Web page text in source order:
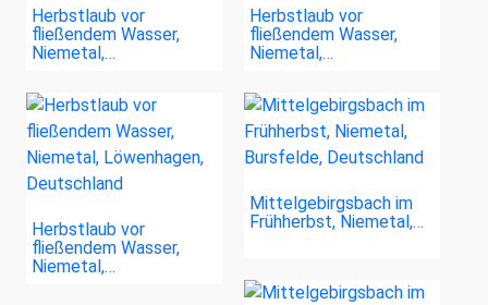
Herbstlaub vor
fließendem Wasser,
Niemetal,…
Herbstlaub vor
fließendem Wasser,
Niemetal,…
Herbstlaub vor
fließendem Wasser,
Niemetal,…
Mittelgebirgsbach im
Frühherbst, Niemetal,…